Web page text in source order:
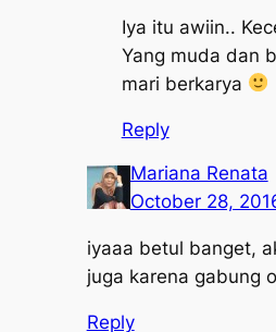
Iya itu awiin..
Yang muda dan
mari berkarya
Reply
Mariana Renata
October 28,
iyaaa betul banget,
juga karena gabung
Reply